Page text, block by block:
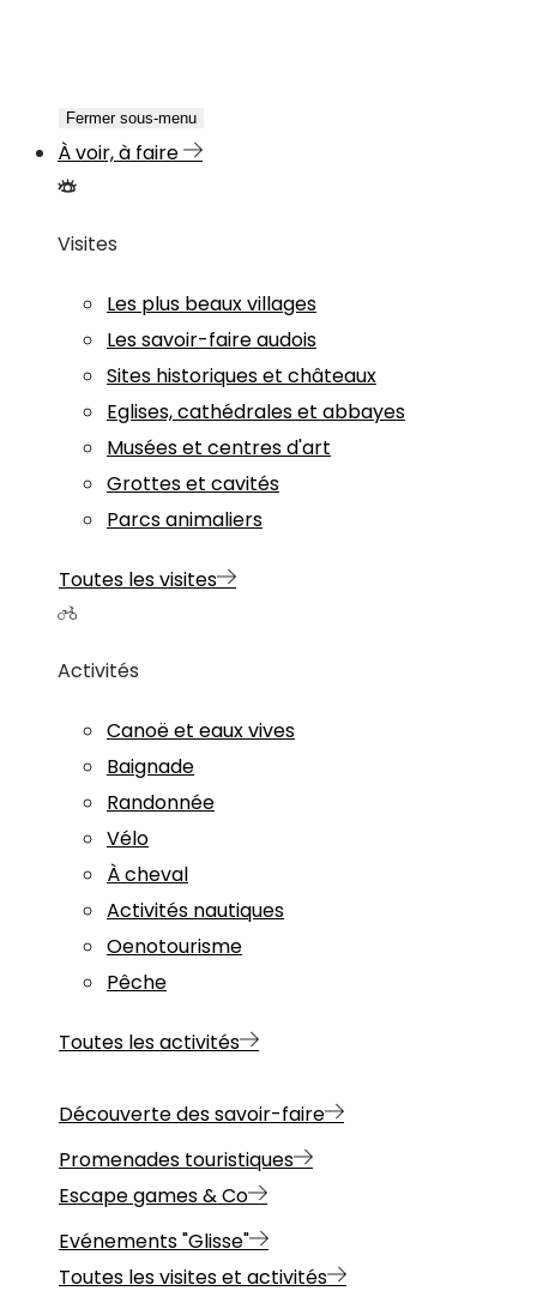
Fermer sous-menu
À voir, à faire
Visites
Les plus beaux villages
Les savoir-faire audois
Sites historiques et châteaux
Eglises, cathédrales et abbayes
Musées et centres d'art
Grottes et cavités
Parcs animaliers
Toutes les visites
Activités
Canoë et eaux vives
Baignade
Randonnée
Vélo
À cheval
Activités nautiques
Oenotourisme
Pêche
Toutes les activités
Découverte des savoir-faire
Promenades touristiques
Escape games & Co
Evénements "Glisse"
Toutes les visites et activités